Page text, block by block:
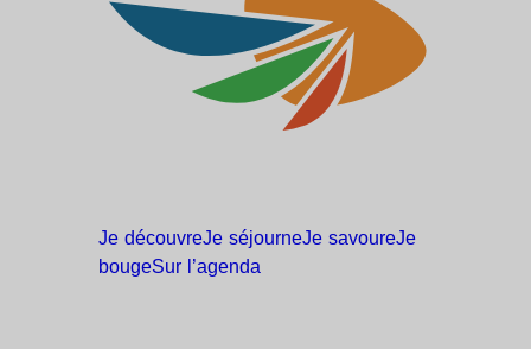
Je découvreJe séjourneJe savoureJe
bougeSur l’agenda